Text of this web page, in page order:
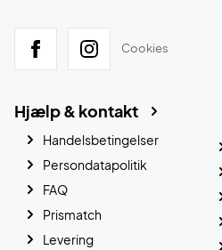
Cookies
Hjælp & kontakt
Handelsbetingelser
Persondatapolitik
FAQ
Prismatch
Levering